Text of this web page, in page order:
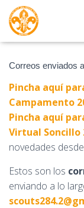
Correos enviados
Pincha aquí
Campamento
Pincha aquí
Virtual Soncillo
novedades
Estos son los
enviando a lo